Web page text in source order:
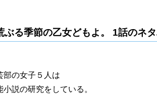
ぶる季節の乙女どもよ。 1話のネ
部の女子５人は
小説の研究をしている。